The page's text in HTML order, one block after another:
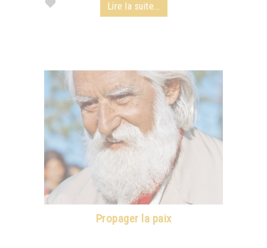
Lire la suite...
Propager la paix